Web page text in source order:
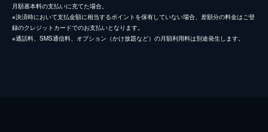
月額基本料の支払いに充てた場合。
※決済時において支払金額に相当するポイントを保有していない場合、差額分の料金はご登
録のクレジットカードでのお支払いとなります。
※通話料、SMS通信料、オプション（かけ放題など）の月額利用料は別途発生します。